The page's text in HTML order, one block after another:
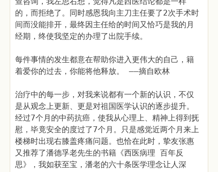
的，而拒绝了。同时感恩我向主刀主任要了2次手术时
间而没能排开，最终因主任给的时间又恰巧是我的月
经期，终使我坚定的办理了出院手续。
每件事情的发生都意在帮助你进入更伟大的自己，籍
着爱你的过去，你能将他释放。 ——摘自欧林
治疗中的每一步，对我来说都有一个新的认识，不仅
是从观念上更新、更是对祖国医学认识的逐步提升。
经过7个月的中药抗癌，使我从心理上、精神上得到抚
慰，毕竟安全的度过了7个月。只是感觉近两个月来上
楼梯时出现右膝盖疼痛问题。也恰在此时，挚友张惠
又推荐了潘德孚老先生的书籍《西医病理 百年反
思》，我如获至宝，潘老的六十条医学理念让人深